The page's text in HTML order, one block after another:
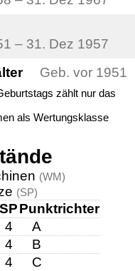
– 31. Dez 1957
Geb. vor 1951
zählt nur das
als Wertungsklasse
(WM)
(SP)
SPPunktrichter
4
A
4
B
4
C